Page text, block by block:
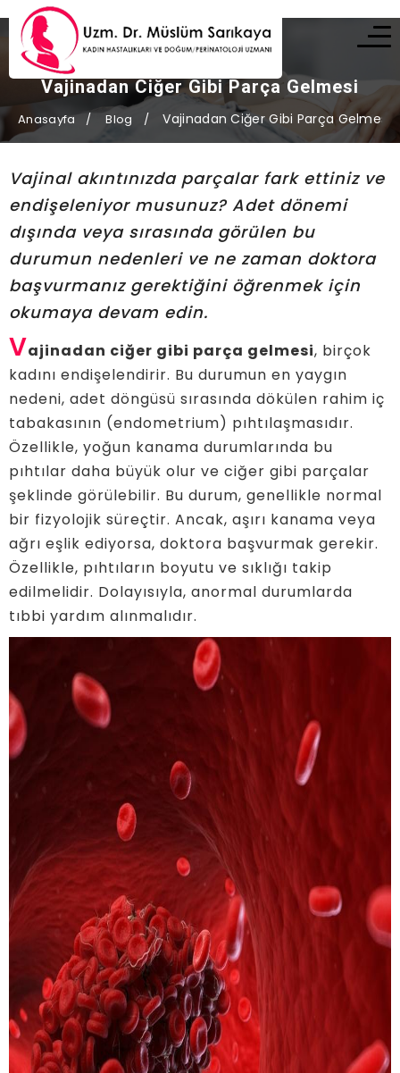
Vajinadan Ciğer Gibi Parça Gelmesi
Anasayfa Blog Vajinadan Ciğer Gibi Parça Gelmesi
Vajinal akıntınızda parçalar fark ettiniz ve
endişeleniyor musunuz? Adet dönemi
dışında veya sırasında görülen bu
durumun nedenleri ve ne zaman doktora
başvurmanız gerektiğini öğrenmek için
okumaya devam edin.
Vajinadan ciğer gibi parça gelmesi, birçok
kadını endişelendirir. Bu durumun en yaygın
nedeni, adet döngüsü sırasında dökülen rahim iç
tabakasının (endometrium) pıhtılaşmasıdır.
Özellikle, yoğun kanama durumlarında bu
pıhtılar daha büyük olur ve ciğer gibi parçalar
şeklinde görülebilir. Bu durum, genellikle normal
bir fizyolojik süreçtir. Ancak, aşırı kanama veya
ağrı eşlik ediyorsa, doktora başvurmak gerekir.
Özellikle, pıhtıların boyutu ve sıklığı takip
edilmelidir. Dolayısıyla, anormal durumlarda
tıbbi yardım alınmalıdır.